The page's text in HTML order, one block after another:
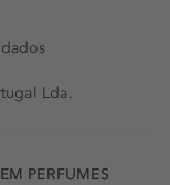
Lda.
PERFUMES